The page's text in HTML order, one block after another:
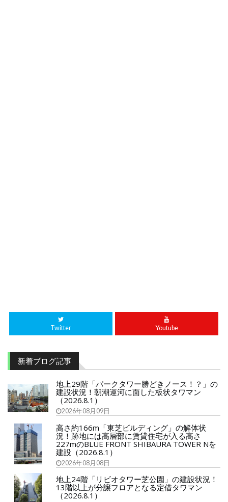
Twitter Youtube
新着ブログ記事
地上29階「パークタワー勝どきノース！？」の
建設状況！朝潮運河に面した板状タワマン
（2026.8.1）
2026年08月09日
高さ約166m「東芝ビルディング」の解体状
況！跡地には高層部に賃貸住宅が入る高さ
227mのBLUE FRONT SHIBAURA TOWER Nを
建設（2026.8.1）
2026年08月08日
地上24階「リビオタワー芝公園」の建設状況！
13階以上が分譲フロアとなる定借タワマン
（2026.8.1）